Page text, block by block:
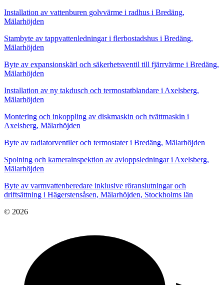
Installation av vattenburen golvvärme i radhus i Bredäng,
Mälarhöjden
Stambyte av tappvattenledningar i flerbostadshus i Bredäng,
Mälarhöjden
Byte av expansionskärl och säkerhetsventil till fjärrvärme i Bredäng,
Mälarhöjden
Installation av ny takdusch och termostatblandare i Axelsberg,
Mälarhöjden
Montering och inkoppling av diskmaskin och tvättmaskin i
Axelsberg, Mälarhöjden
Byte av radiatorventiler och termostater i Bredäng, Mälarhöjden
Spolning och kamerainspektion av avloppsledningar i Axelsberg,
Mälarhöjden
Byte av varmvattenberedare inklusive röranslutningar och
driftsättning i Hägerstensåsen, Mälarhöjden, Stockholms län
© 2026